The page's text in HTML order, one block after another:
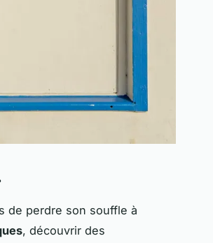
de perdre son souffle à
, découvrir des